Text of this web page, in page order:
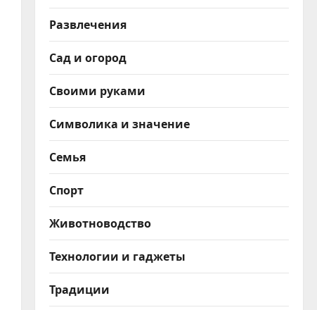
Развлечения
Сад и огород
Своими руками
Символика и значение
Семья
Спорт
Животноводство
Технологии и гаджеты
Традиции